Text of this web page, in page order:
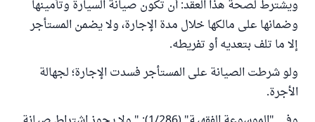
ويشترط لصحة هذا العقد: أن تكون صيانة السيارة وتأمينها
وضمانها على مالكها خلال مدة الإجارة، ولا يضمن المستأجر
إلا ما تلف بتعديه أو تفريطه.
ولو شرطت الصيانة على المستأجر فسدت الإجارة؛ لجهالة
الأجرة.